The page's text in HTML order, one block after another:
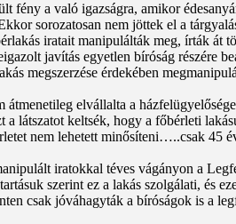
fény a való igazságra, amikor
sorozatosan nem jöttek el a
iratait manipulálták meg, írták át
javítás egyetlen bíróság részére
megszerzése érdekében
átmenetileg elvállalta a
látszatot keltsék, hogy a főbérleti
nem lehetett minősíteni…..csak 45
iratokkal téves vágányon a
szerint ez a lakás szolgálati, és
csak jóváhagyták a bíróságok is a